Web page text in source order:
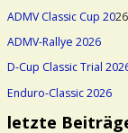
ADMV Classic Cup 2026
ADMV-Rallye 2026
D-Cup Classic Trial
Enduro-Classic 2026
letzte